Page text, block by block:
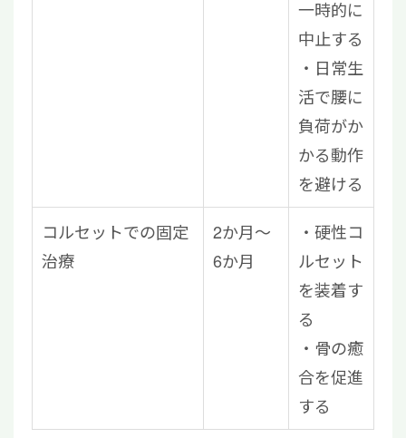
一時的に
中止する
・日常生
活で腰に
負荷がか
かる動作
を避ける
コルセットでの固定
治療
2か月～
6か月
・硬性コ
ルセット
を装着す
る
・骨の癒
合を促進
する